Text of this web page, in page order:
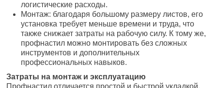
логистические расходы.
Монтаж: благодаря большому размеру листов, его
установка требует меньше времени и труда, что
также снижает затраты на рабочую силу. К тому же,
профнастил можно монтировать без сложных
инструментов и дополнительных
профессиональных навыков.
Затраты на монтаж и эксплуатацию
Профнастил отличается простой и быстрой укладкой.